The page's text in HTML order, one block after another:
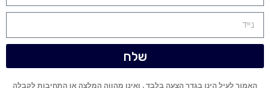
שלח
האמור לעיל הינו בגדר הצעה בלבד , ואינו מהווה המלצה או התחיבות לקבלה